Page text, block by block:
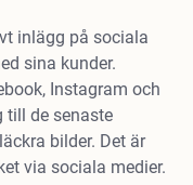
inlägg på sociala
sina kunder.
Instagram och
de senaste
bilder. Det är
via sociala medier.